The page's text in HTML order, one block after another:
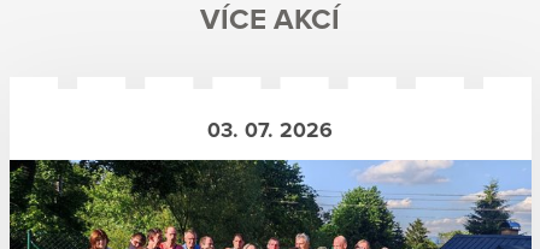
VÍCE AKCÍ
03. 07. 2026